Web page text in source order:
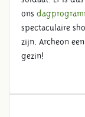
ons
spectaculaire
zijn. Archeon
gezin!